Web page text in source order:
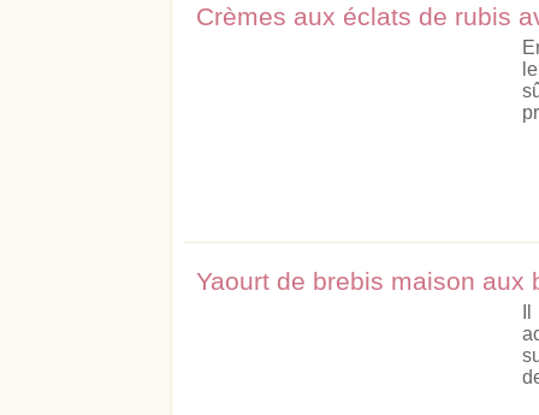
Crèmes aux éclats de rubis
Yaourt de brebis maison aux